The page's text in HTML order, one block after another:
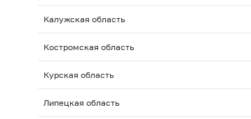
Калужская область
Костромская область
Курская область
Липецкая область